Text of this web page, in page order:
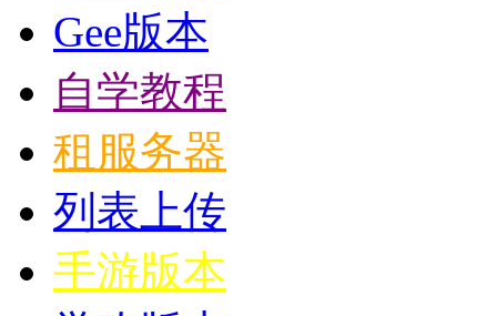
Gee版本
自学教程
租服务器
列表上传
手游版本